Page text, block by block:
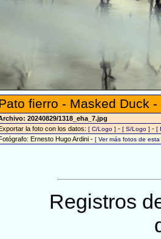
fierro - Masked Duck -
20240829/1318_eha_7.jpg
la foto con los datos: [ C/Logo ] - [ S/Logo ] - [
Ernesto Hugo Ardini - [ Ver más fotos de
Registros